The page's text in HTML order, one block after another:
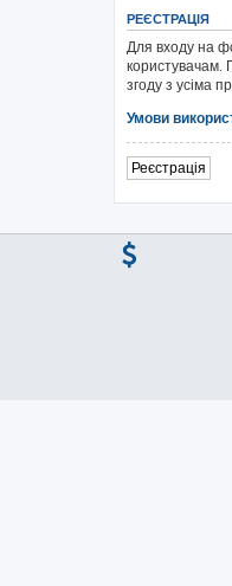
РЕЄСТРАЦІЯ
Для входу на
користувачам.
згоду з усіма
Умови
Реєстрація